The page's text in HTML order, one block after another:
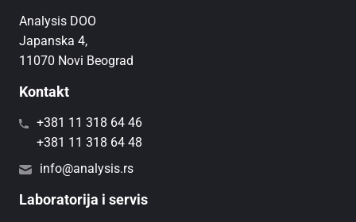
Analysis DOO
Japanska 4,
11070 Novi Beograd
Kontakt
+381 11 318 64 46
+381 11 318 64 48
info@analysis.rs
Laboratorija i servis